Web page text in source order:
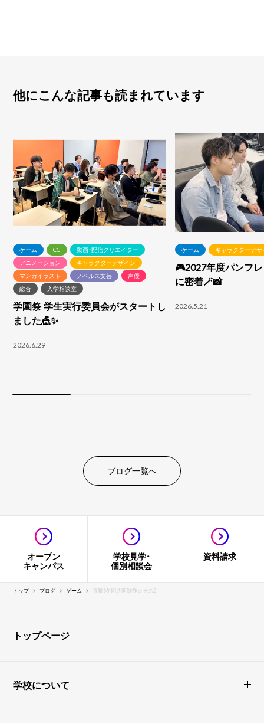
他にこんな記事も読まれています
ゲーム CG
動画・配信クリエイター
アニメーション
キャラクターデザイン
マンガイラスト
ノベルス文芸
声優
総合
入学相談室
学園祭 学生実行委員会がスタートし
ました🎪✨
2026.6.29
ゲーム キャラクターデ
🎮2027年度パンフ
に密着🪄📸
2026.5.21
ブログ一覧へ
オープン
キャンパス
学校見学・
個別相談会
資料請求
トップ ブログ ゲーム 直撃！冬期共同制作☆その2
トップページ
学校について